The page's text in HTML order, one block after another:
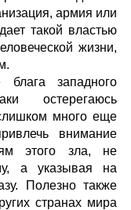
армия или
такой властью
жизни,
западного
остерегаюсь
много еще
внимание
этого зла, не
а указывая на
Полезно также
странах мира